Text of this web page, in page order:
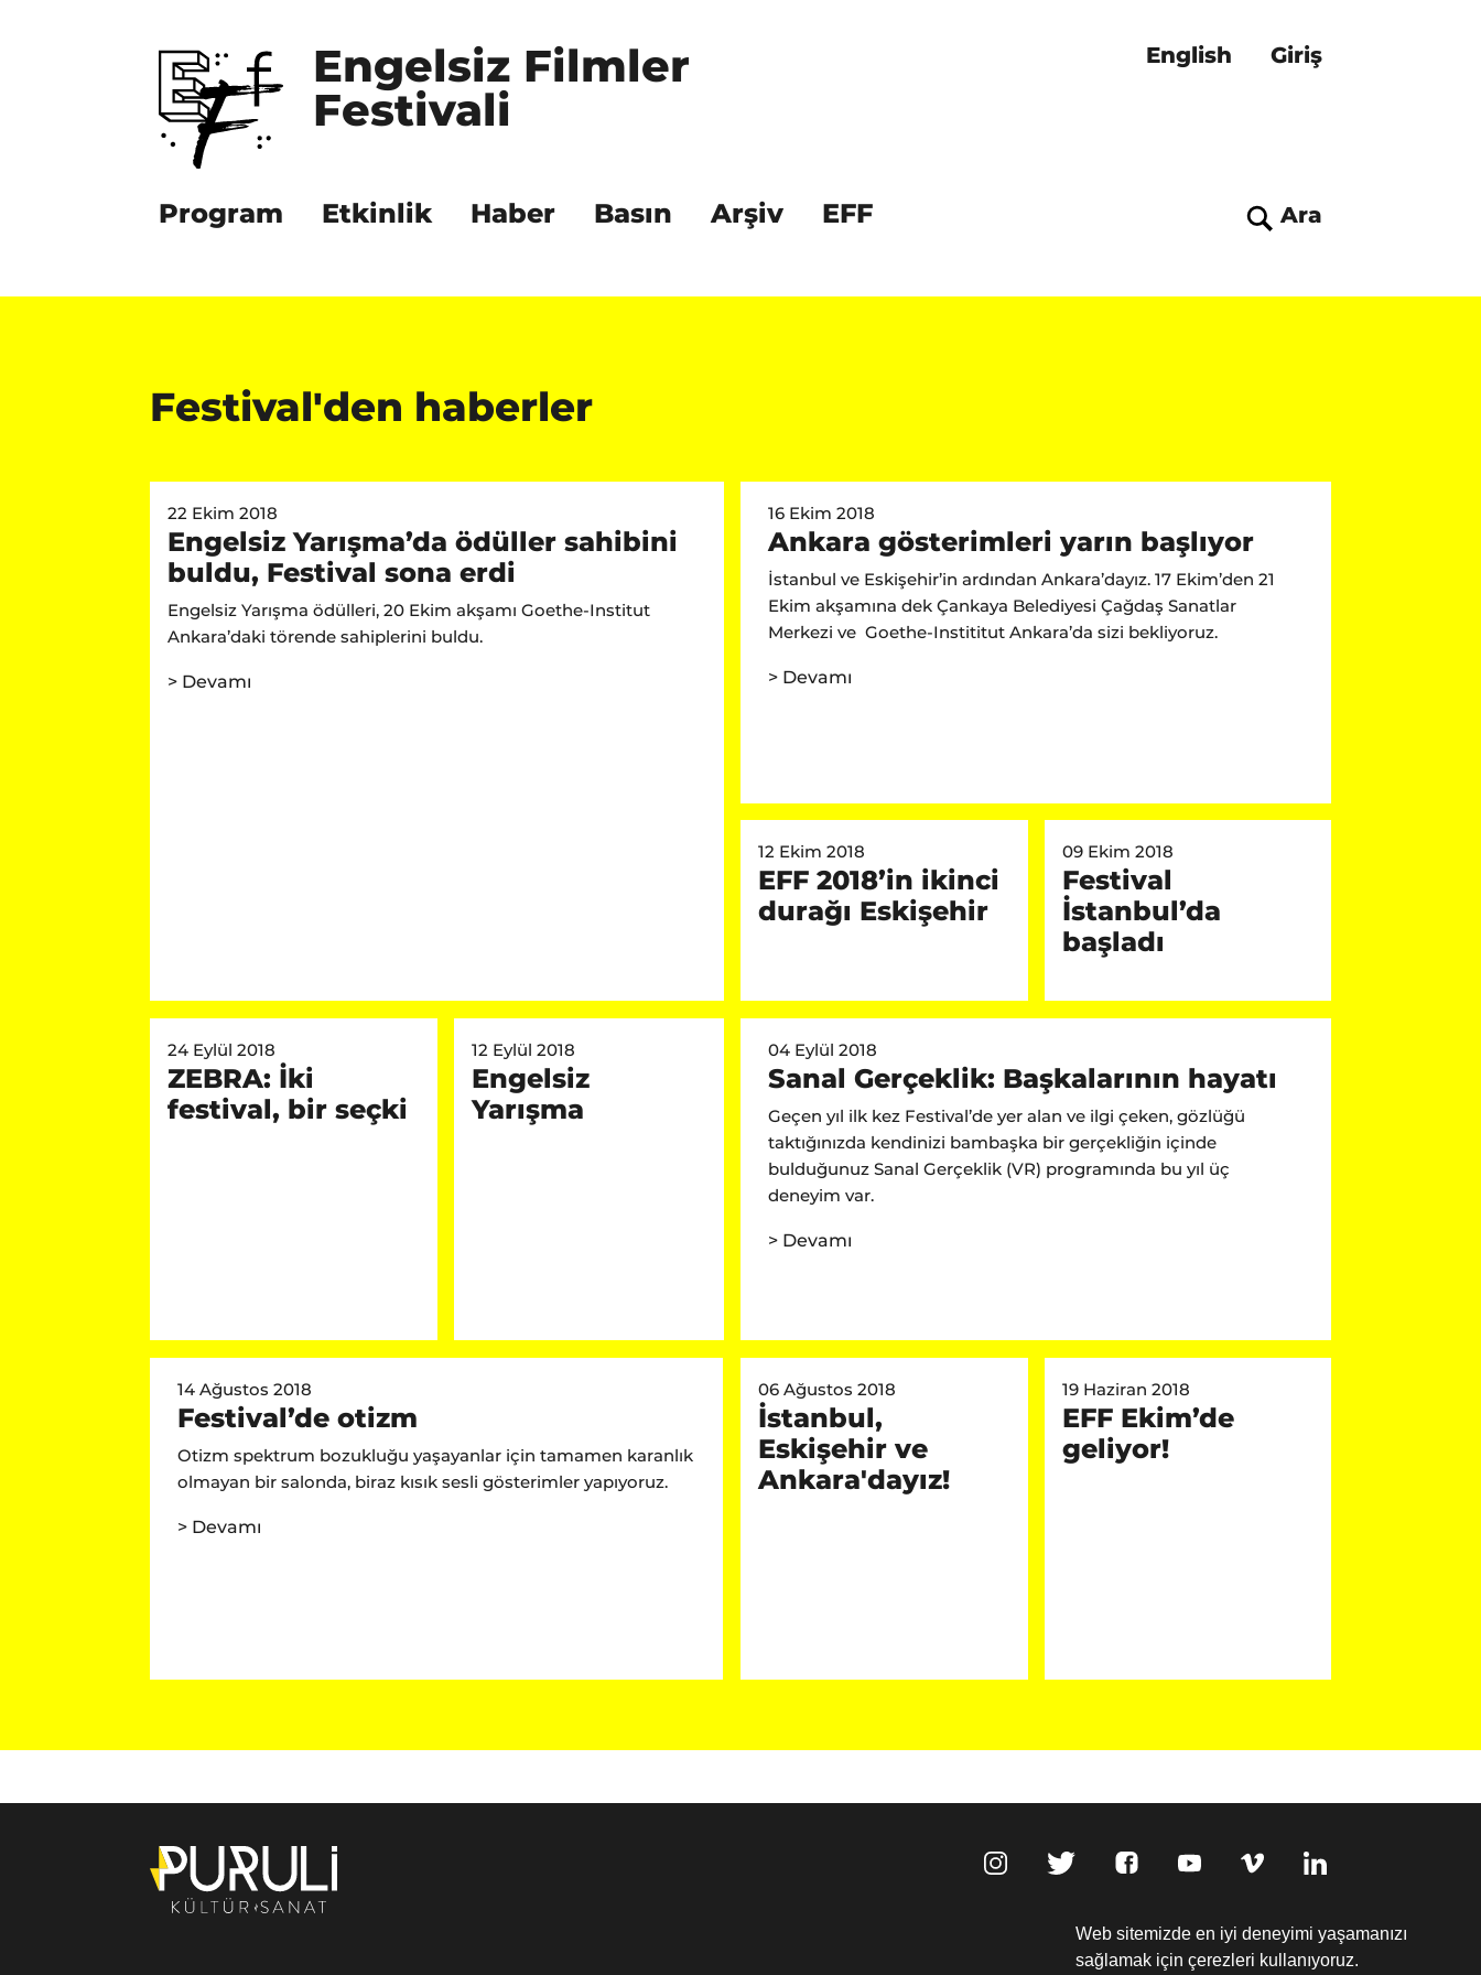
Web sitemizde en iyi deneyimi yaşamanızı
sağlamak için çerezleri kullanıyoruz.
Engelsiz Filmler
Festivali
Giriş
English
Program Etkinlik Haber Basın Arşiv EFF Ara
Festival'den haberler
22 Ekim 2018
Engelsiz Yarışma’da ödüller sahibini
buldu, Festival sona erdi
Engelsiz Yarışma ödülleri, 20 Ekim akşamı Goethe-Institut
Ankara’daki törende sahiplerini buldu.
> Devamı
16 Ekim 2018
Ankara gösterimleri yarın başlıyor
İstanbul ve Eskişehir’in ardından Ankara’dayız. 17 Ekim’den 21
Ekim akşamına dek Çankaya Belediyesi Çağdaş Sanatlar
Merkezi ve Goethe-Instititut Ankara’da sizi bekliyoruz.
> Devamı
12 Ekim 2018
EFF 2018’in ikinci
durağı Eskişehir
09 Ekim 2018
Festival
İstanbul’da
başladı
24 Eylül 2018
ZEBRA: İki
festival, bir seçki
12 Eylül 2018
Engelsiz
Yarışma
04 Eylül 2018
Sanal Gerçeklik: Başkalarının hayatı
Geçen yıl ilk kez Festival’de yer alan ve ilgi çeken, gözlüğü
taktığınızda kendinizi bambaşka bir gerçekliğin içinde
bulduğunuz Sanal Gerçeklik (VR) programında bu yıl üç
deneyim var.
> Devamı
14 Ağustos 2018
Festival’de otizm
Otizm spektrum bozukluğu yaşayanlar için tamamen karanlık
olmayan bir salonda, biraz kısık sesli gösterimler yapıyoruz.
> Devamı
06 Ağustos 2018
İstanbul,
Eskişehir ve
Ankara'dayız!
19 Haziran 2018
EFF Ekim’de
geliyor!